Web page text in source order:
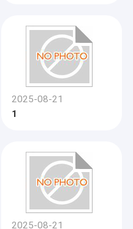
2025-08-21
1
2025-08-21